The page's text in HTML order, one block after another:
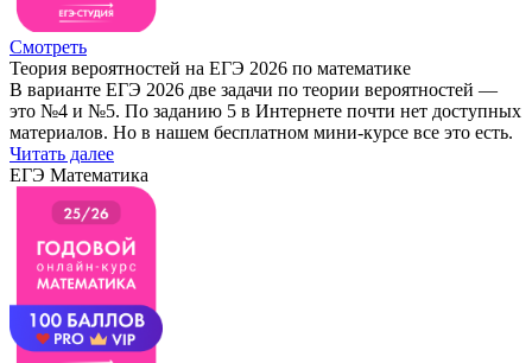
Смотреть
Теория вероятностей на ЕГЭ 2026 по математике
В варианте ЕГЭ 2026 две задачи по теории вероятностей —
это №4 и №5. По заданию 5 в Интернете почти нет доступных
материалов. Но в нашем бесплатном мини-курсе все это есть.
Читать далее
ЕГЭ Математика